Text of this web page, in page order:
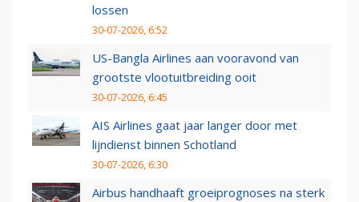
lossen
30-07-2026, 6:52
US-Bangla Airlines aan vooravond van
grootste vlootuitbreiding ooit
30-07-2026, 6:45
AIS Airlines gaat jaar langer door met
lijndienst binnen Schotland
30-07-2026, 6:30
Airbus handhaaft groeiprognoses na sterk